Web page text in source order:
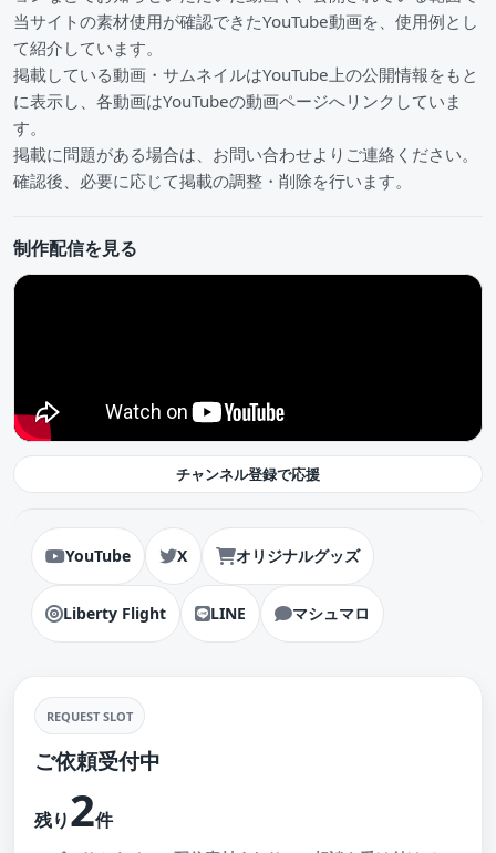
当サイトの素材使用が確認できたYouTube動画を、使用例とし
て紹介しています。
掲載している動画・サムネイルはYouTube上の公開情報をもと
に表示し、各動画はYouTubeの動画ページへリンクしていま
す。
掲載に問題がある場合は、お問い合わせよりご連絡ください。
確認後、必要に応じて掲載の調整・削除を行います。
制作配信を見る
チャンネル登録で応援
YouTube X オリジナルグッズ
Liberty Flight LINE マシュマロ
REQUEST SLOT
ご依頼受付中
残り2件